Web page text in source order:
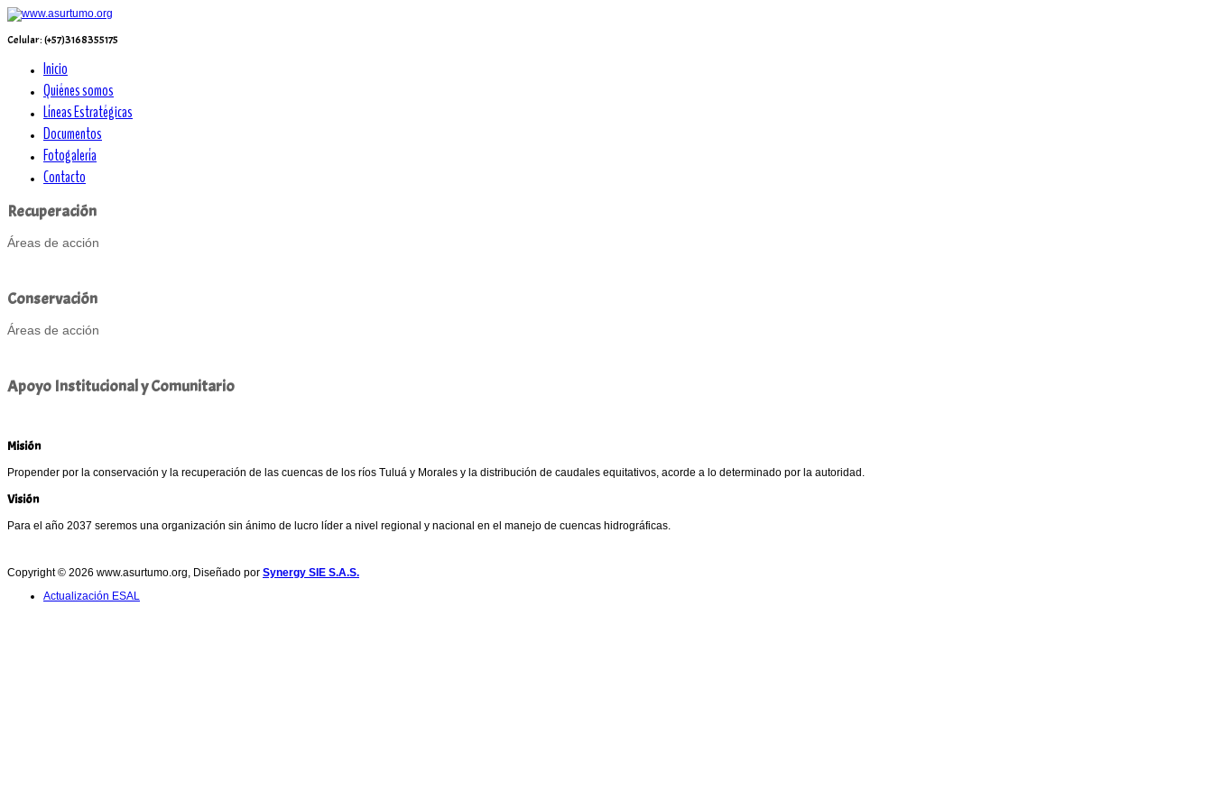
Celular: (+57)3168355175
Inicio
Quiénes somos
Líneas Estratégicas
Documentos
Fotogalería
Contacto
Recuperación
Áreas de acción
Conservación
Áreas de acción
Apoyo InstitucionalyComunitario
Misión
Propender por la conservación y la recuperación de las cuencas de los ríos Tuluá y Morales y la distribución de caudales equitativos, acorde a lo determinado por la autoridad.
Visión
Para el año 2037 seremos una organización sin ánimo de lucro líder a nivel regional y nacional en el manejo de cuencas hidrográficas.
Copyright © 2026 www.asurtumo.org, Diseñado por Synergy SIE S.A.S.
Actualización ESAL